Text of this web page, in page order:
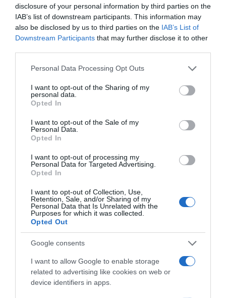
disclosure of your personal information by third parties on the
IAB’s list of downstream participants. This information may
also be disclosed by us to third parties on the IAB’s List of
Downstream Participants that may further disclose it to other
Please note that this website/app uses one or more Google
not limited to your visit or usage behaviour. You may click to
grant or deny consent to Google and its third-party tags to
use your data for below specified purposes in below Google
consent section.
Personal Data Processing Opt Outs
I want to opt-out of the Sharing of my
personal data.
Opted In
I want to opt-out of the Sale of my
Personal Data.
Opted In
I want to opt-out of processing my
Personal Data for Targeted Advertising.
Opted In
I want to opt-out of Collection, Use,
Retention, Sale, and/or Sharing of my
Personal Data that Is Unrelated with the
Purposes for which it was collected.
Opted Out
Google consents
I want to allow Google to enable storage
related to advertising like cookies on web or
device identifiers in apps.
Használjunk újságpapírt amire kisebb ágakat esetleg
gyújtókockákat majd végül faszenet halmozunk, majd
gyújtsuk be. Ezzel az eljárással akár fél óra alatt szuper
parazsunk lesz, amin el is kezdhetünk grillezni.
vegyszert, benzint, olajat, csakis az erre alkalmas boltban
szemöldökünk bánja, másrészt ne felejtsük el, hogy ételt
fogunk utána a tűz felett sütni, nem lenne szerencsés, ha
bármilyen nem kívánatos anyag itatná át a vacsoránkat.
Grillezés tippek – a hús sütése
tároltuk, akkor sütés előtt fél-1 órával vegyük ki onnan.
Fontos, hogy minden alapanyag szobahőmérsékletű
legyen. Kisebb hőkülönbségnél sokkal szebben és
egyenletesebben tud átsülni a húsunk és a grillrácsot
sem hűtjük vissza a hideg szeletekkel amikkel
telepakoljuk.
Mielőtt a húst a rácsra fektetjük mindenképpen
megakadályozzuk az étel letapadását.
A grillhúst fektessük a rácsra és hagyjuk egészen addig
sülni, míg a lefele néző oldala „kérges” nem lesz. Amíg ez
nem történik meg, ne tologassuk vagy emelgessük!